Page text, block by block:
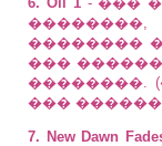
��������,
��������
���
��������.
���
7. New Dawn